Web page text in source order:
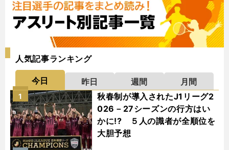
人気記事ランキング
今日 昨日 週間
月間
秋春制が導入されたJ1リーグ2
026－27シーズンの行方はい
かに!? ５人の識者が全順位を
大胆予想
1